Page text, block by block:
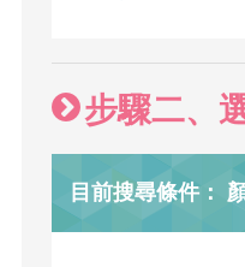
步驟二、
目前搜尋條件：